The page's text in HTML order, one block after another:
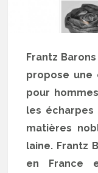
Frantz
propose une
pour
les écharpes
matières
laine. Frantz
en France